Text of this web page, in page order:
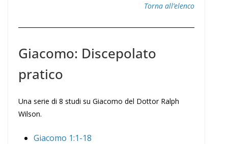
Torna all’elenco
Giacomo: Discepolato
pratico
Una serie di 8 studi su Giacomo del Dottor Ralph
Wilson.
Giacomo 1:1-18